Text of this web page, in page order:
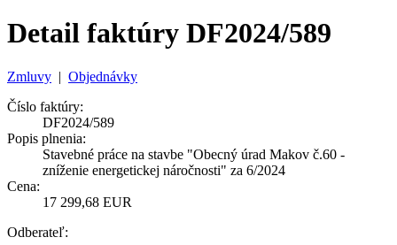
Detail faktúry DF2024/589
Zmluvy | Objednávky
Číslo faktúry:
DF2024/589
Popis plnenia:
Stavebné práce na stavbe "Obecný úrad Makov č.60 -
zníženie energetickej náročnosti" za 6/2024
Cena:
17 299,68 EUR
Odberateľ: